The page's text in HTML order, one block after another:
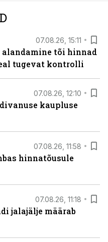
07.08.26, 15:11
tõi hinnad
tugevat kontrolli
07.08.26, 12:10
kaupluse
07.08.26, 11:58
hinnatõusule
07.08.26, 11:18
jalajälje määrab